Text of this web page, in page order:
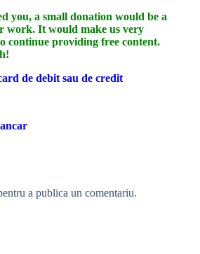
you, a small donation would be a
work. It would make us very
continue providing free content.
de debit sau de credit
a publica un comentariu.